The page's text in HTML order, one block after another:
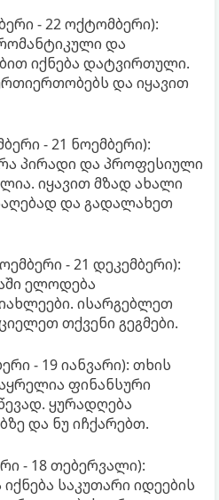
- 22 ოქტომბერი):
და
იქნება დატვირთული.
და იყავით
- 21 ნოემბერი):
პირადი და პროფესიული
იყავით მზად ახალი
და გადალახეთ
- 21 დეკემბერი):
ელოდება
ისარგებლეთ
თქვენი გეგმები.
- 19 იანვარი): თხის
ფინანსური
ყურადღება
და ნუ იჩქარებთ.
- 18 თებერვალი):
საკუთარი იდეების